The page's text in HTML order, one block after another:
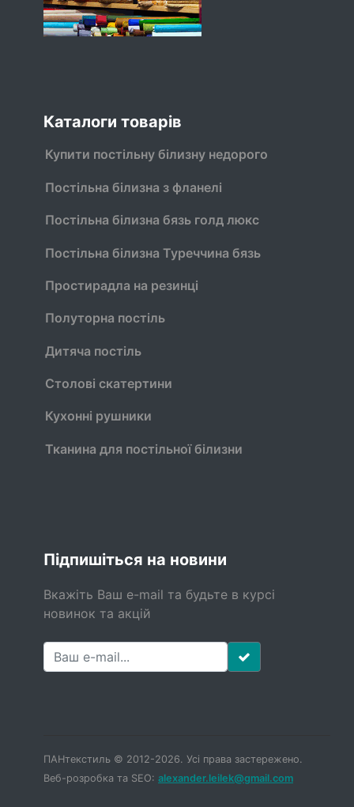
Каталоги товарів
Купити постільну білизну недорого
Постільна білизна з фланелі
Постільна білизна бязь голд люкс
Постільна білизна Туреччина бязь
Простирадла на резинці
Полуторна постіль
Дитяча постіль
Столові скатертини
Кухонні рушники
Тканина для постільної білизни
Підпишіться на новини
Вкажіть Ваш e-mail та будьте в курсі
новинок та акцій
ПАНтекстиль © 2012-2026. Усі права застережено.
Веб-розробка та SEO: alexander.leilek@gmail.com